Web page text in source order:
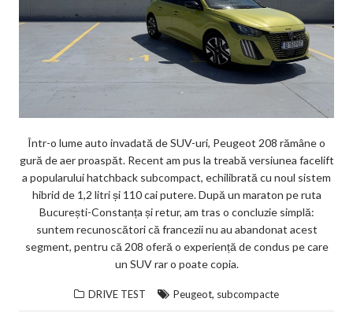
Într-o lume auto invadată de SUV-uri, Peugeot 208 rămâne o
gură de aer proaspăt. Recent am pus la treabă versiunea facelift
a popularului hatchback subcompact, echilibrată cu noul sistem
hibrid de 1,2 litri și 110 cai putere. După un maraton pe ruta
București-Constanța și retur, am tras o concluzie simplă:
suntem recunoscători că francezii nu au abandonat acest
segment, pentru că 208 oferă o experiență de condus pe care
un SUV rar o poate copia.
DRIVE TEST Peugeot, subcompacte